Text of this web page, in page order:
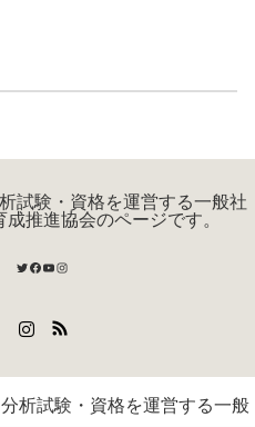
試験・資格を運営する一般社
推進協会のページです。
Twitter
Facebook
YouTube
Instagram
析試験・資格を運営する一般